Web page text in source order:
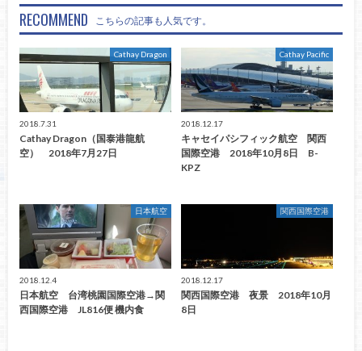
RECOMMEND こちらの記事も人気です。
Cathay Dragon
2018.7.31
Cathay Dragon（国泰港龍航
空） 2018年7月27日
Cathay Pacific
2018.12.17
キャセイパシフィック航空 関西
国際空港 2018年10月8日 B-
KPZ
日本航空
2018.12.4
日本航空 台湾桃園国際空港→関
西国際空港 JL816便 機内食
関西国際空港
2018.12.17
関西国際空港 夜景 2018年10月
8日